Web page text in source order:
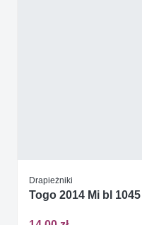
Drapieżniki
Togo 2014 Mi bl